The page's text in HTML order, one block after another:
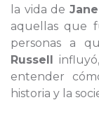
la vida de
aquellas que
personas a
Russell
entender
historia y la